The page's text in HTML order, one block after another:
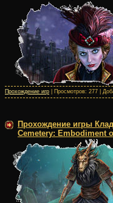
Прохождение игр | Просмотров: 277 |
Прохождение игры
Cemetery: Embodiment